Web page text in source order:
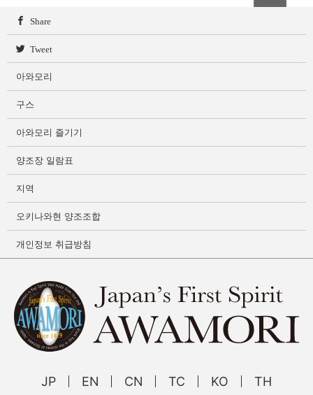
Share
Tweet
아와모리
구스
아와모리 즐기기
양조장 일람표
지역
오키나와현 양조조합
개인정보 취급방침
JP EN CN TC KO TH